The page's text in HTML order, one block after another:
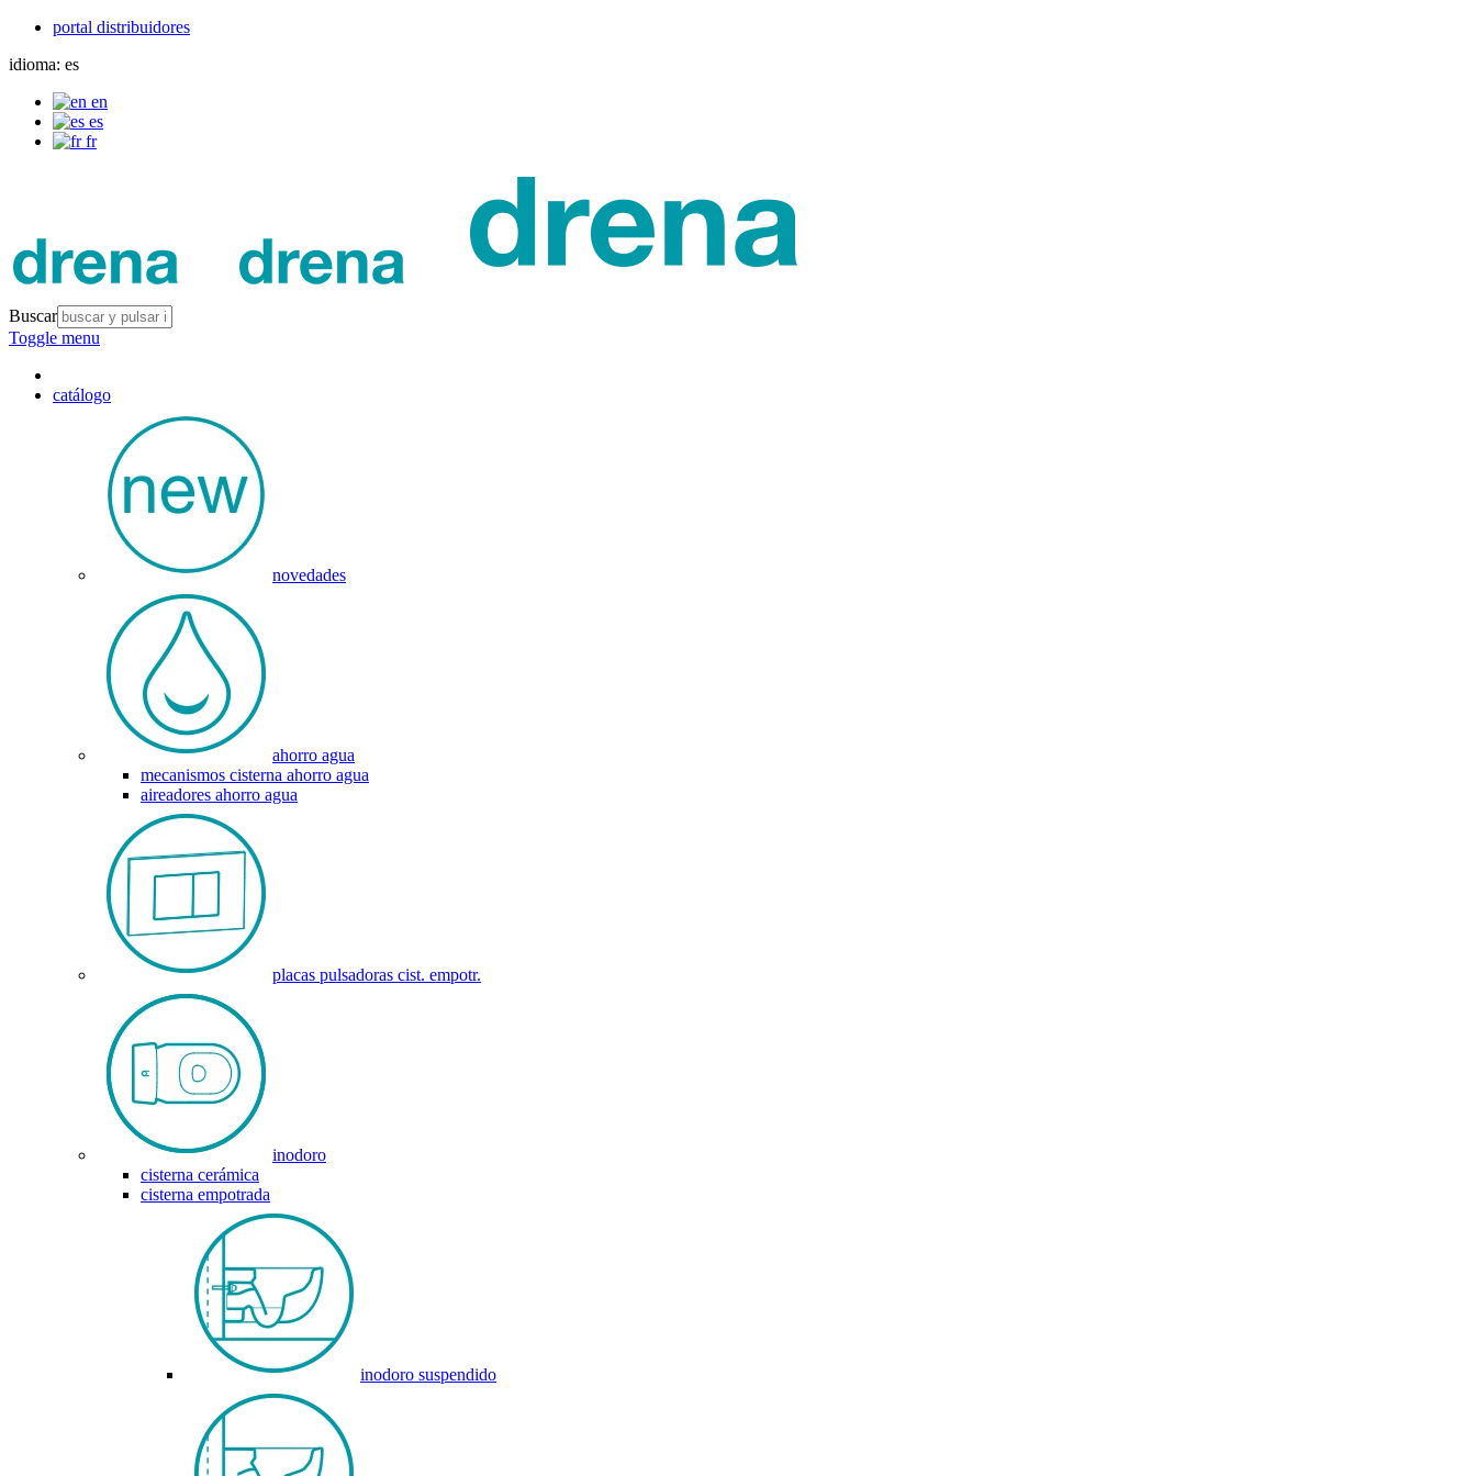
portal distribuidores
idioma: es
en
es
fr
Buscar
Toggle menu
catálogo
novedades
ahorro agua
mecanismos cisterna ahorro agua
aireadores ahorro agua
placas pulsadoras cist. empotr.
inodoro
cisterna cerámica
cisterna empotrada
inodoro suspendido